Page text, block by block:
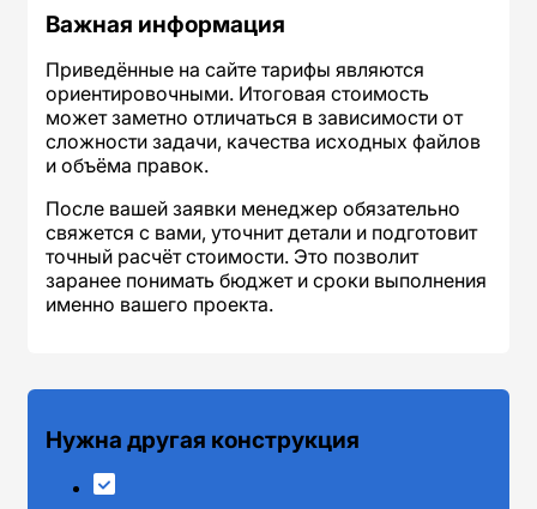
Важная информация
Приведённые на сайте тарифы являются
ориентировочными. Итоговая стоимость
может заметно отличаться в зависимости от
сложности задачи, качества исходных файлов
и объёма правок.
После вашей заявки менеджер обязательно
свяжется с вами, уточнит детали и подготовит
точный расчёт стоимости. Это позволит
заранее понимать бюджет и сроки выполнения
именно вашего проекта.
Нужна другая конструкция